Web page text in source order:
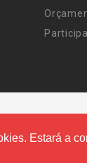
Estará a